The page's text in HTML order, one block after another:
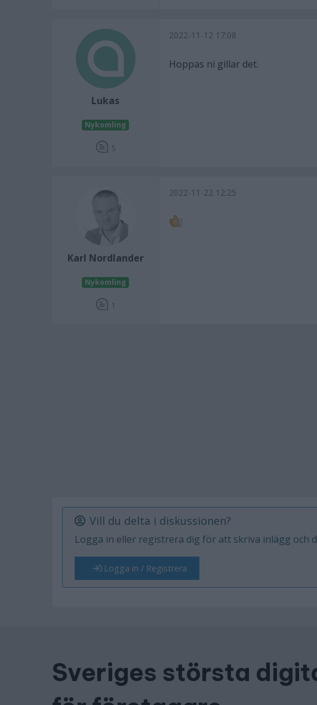
Lukas
Nykomling
5
2022-11-12 17:08
Hoppas ni gillar det.
Karl Nordlander
Nykomling
1
2022-11-22 12:25
Vill du delta i diskussionen?
Logga in eller registrera dig för att skriva inlägg och
Logga in / Registrera
Sveriges största